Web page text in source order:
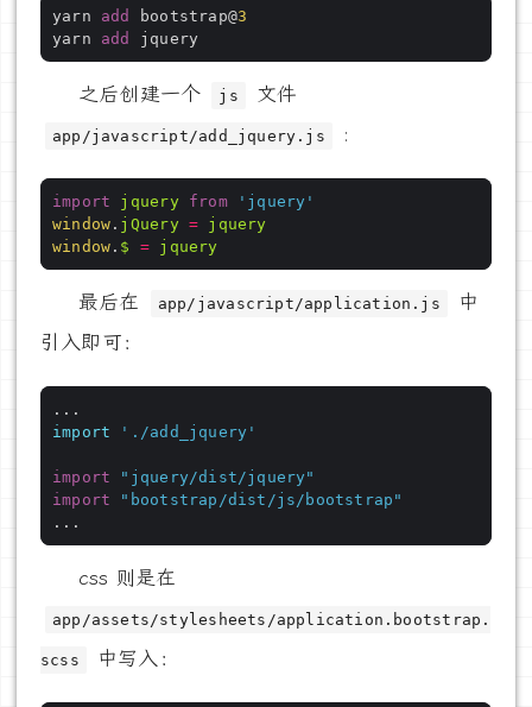
yarn add bootstrap@3
yarn add
之后创建一个 js 文件
app/javascript/add_jquery.js :
import jquery from
'jquery'
window . jQuery = jquery
window . $ = jquery
最后在 app/javascript/application.js
中
引入即可：
import
'./add_jquery'
import
"jquery/dist/jquery"
import
"bootstrap/dist/js/bootstrap"
css 则是在
app/assets/stylesheets/application.bootstrap.
scss 中写入：